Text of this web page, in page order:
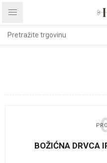
BOŽIĆNA DRVCA